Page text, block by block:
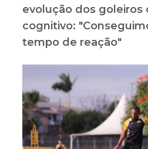
evolução dos goleiros
cognitivo:
tempo de reação"